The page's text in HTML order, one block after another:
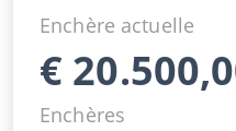
Enchère actuelle
€
Enchères